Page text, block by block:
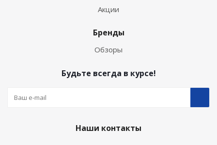
Акции
Бренды
Обзоры
Будьте всегда в курсе!
Наши контакты